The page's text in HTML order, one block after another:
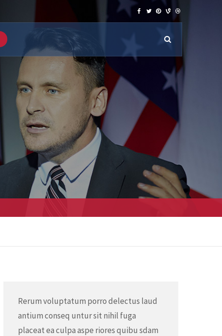
Rerum voluptatum porro delectus laud
antium conseq untur sit nihil fuga
placeat ea culpa aspe riores quibu sdam